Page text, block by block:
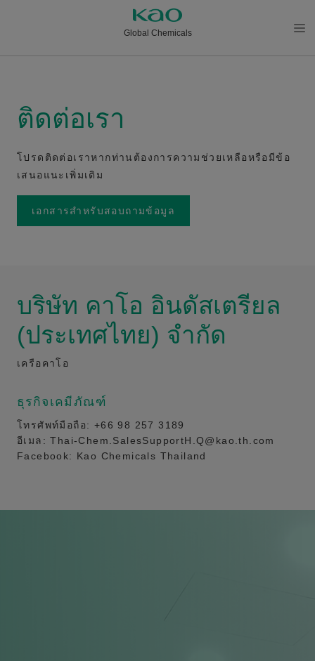
Global Chemicals
ติดต่อเรา
โปรดติดต่อเราหากท่านต้องการความช่วยเหลือหรือมีข้อ
เสนอแนะเพิ่มเติม
เอกสารสำหรับสอบถามข้อมูล
บริษัท คาโอ อินดัสเตรียล
(ประเทศไทย) จำกัด
เครือคาโอ
ธุรกิจเคมีภัณฑ์
โทรศัพท์มือถือ: +66 98 257 3189
อีเมล: Thai-Chem.SalesSupportH.Q@kao.th.com
Facebook: Kao Chemicals Thailand